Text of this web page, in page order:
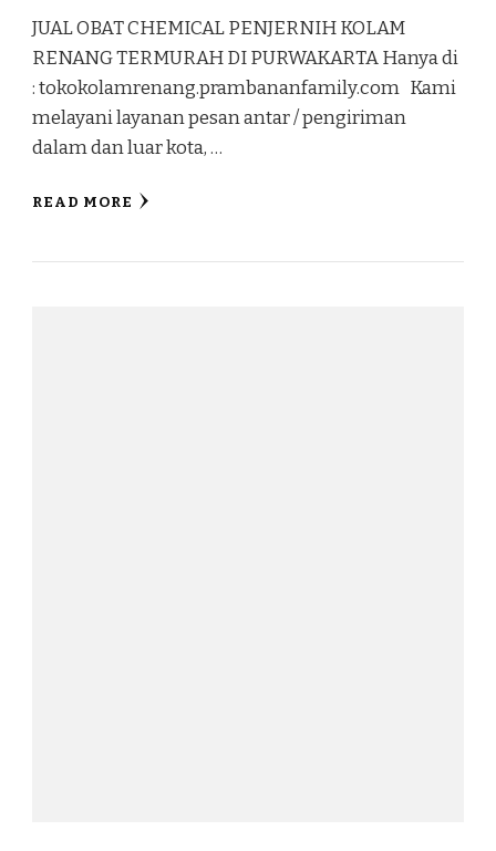
JUAL OBAT CHEMICAL PENJERNIH KOLAM
RENANG TERMURAH DI PURWAKARTA Hanya di
: tokokolamrenang.prambananfamily.com Kami
melayani layanan pesan antar / pengiriman
dalam dan luar kota, …
READ MORE